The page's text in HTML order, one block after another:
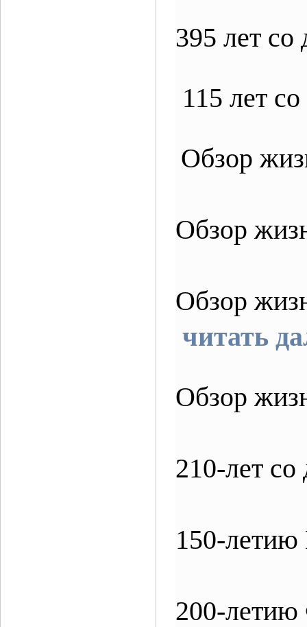
395 лет
115 лет
Обзор
Обзор
Обзор
читать
Обзор
210-лет
150-
200-